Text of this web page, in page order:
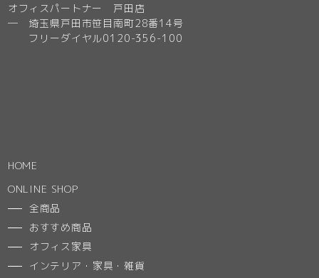
オフィスパートナー 戸田店
─ 埼玉県戸田市笹目南町28番14号
フリーダイヤル0120-356-100
HOME
ONLINE SHOP
全商品
おすすめ商品
オフィス家具
インテリア・家具・雑貨